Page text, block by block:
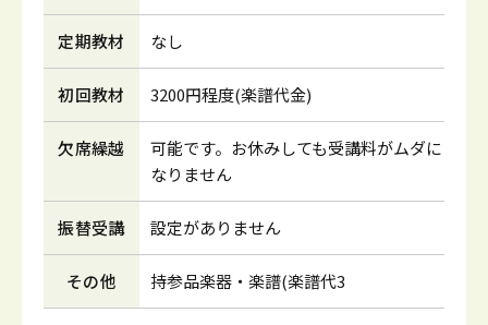
定期教材 なし
初回教材 3200円程度(楽譜代金)
欠席繰越
可能です。お休みしても受講料がムダに
なりません
振替受講 設定がありません
その他 持参品楽器・楽譜(楽譜代3